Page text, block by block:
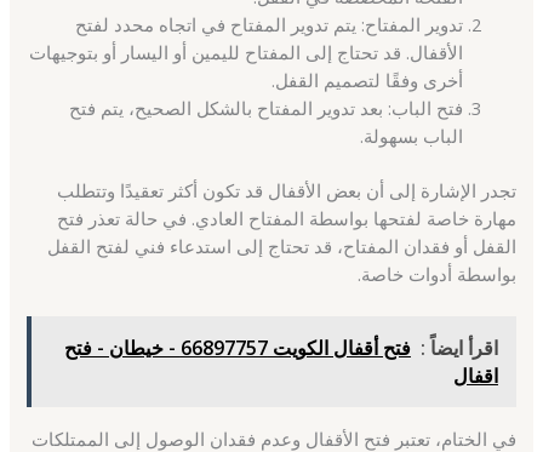
تدوير المفتاح: يتم تدوير المفتاح في اتجاه محدد لفتح
الأقفال. قد تحتاج إلى المفتاح لليمين أو اليسار أو بتوجيهات
أخرى وفقًا لتصميم القفل.
فتح الباب: بعد تدوير المفتاح بالشكل الصحيح، يتم فتح
الباب بسهولة.
تجدر الإشارة إلى أن بعض الأقفال قد تكون أكثر تعقيدًا وتتطلب
مهارة خاصة لفتحها بواسطة المفتاح العادي. في حالة تعذر فتح
القفل أو فقدان المفتاح، قد تحتاج إلى استدعاء فني لفتح القفل
بواسطة أدوات خاصة.
اقرأ ايضاً :
فتح أقفال الكويت 66897757 - خيطان - فتح
اقفال
في الختام، تعتبر فتح الأقفال وعدم فقدان الوصول إلى الممتلكات